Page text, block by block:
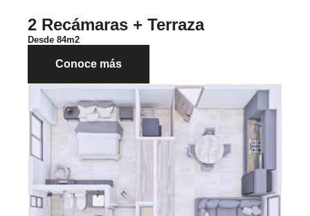
2 Recámaras + Terraza
Desde 84m2
Conoce más